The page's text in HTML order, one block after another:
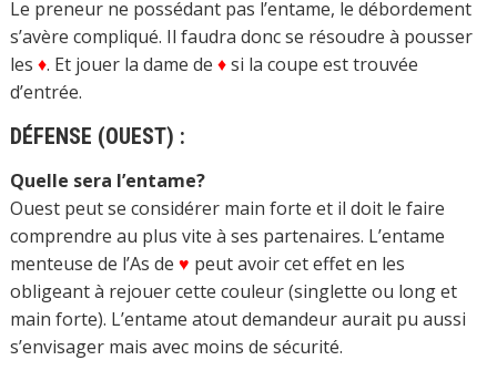
Le preneur ne possédant pas l’entame, le débordement
s’avère compliqué. Il faudra donc se résoudre à pousser
les ♦. Et jouer la dame de ♦si la coupe est trouvée
d’entrée.
DÉFENSE (OUEST) :
Quelle sera l’entame?
Ouest peut se considérer main forte et il doit le faire
comprendre au plus vite à ses partenaires. L’entame
menteuse de l’As de ♥ peut avoir cet effet en les
obligeant à rejouer cette couleur (singlette ou long et
main forte). L’entame atout demandeur aurait pu aussi
s’envisager mais avec moins de sécurité.